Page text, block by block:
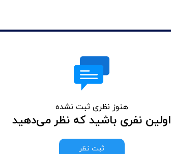
هنوز نظری ثبت نشده
اولین نفری باشید که نظر می‌دهید
ثبت نظر